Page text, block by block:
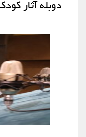
دوبله آثار